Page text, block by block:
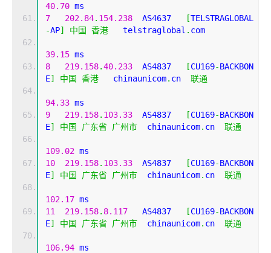
40.70 ms
7
202.84. 154.238
  AS4637
[TELSTRAGLOBAL
-AP] 中国 香港
   telstraglobal
. com
39.15 ms
8
219.158.40.233
  AS4837
[CU169-BACKBON
E] 中国 香港
   chinaunicom
. cn 联通
94.33 ms
9
219.158. 103.33
  AS4837
[CU169-BACKBON
E] 中国 广东省 广州市
  chinaunicom
. cn 联通
109.02 ms
10
219.158. 103.33
  AS4837
[CU169-BACKBON
E] 中国 广东省 广州市
  chinaunicom
. cn 联通
102.17 ms
11
219.158. 8.117
   AS4837
[CU169-BACKBON
E] 中国 广东省 广州市
  chinaunicom
. cn 联通
106.94 ms